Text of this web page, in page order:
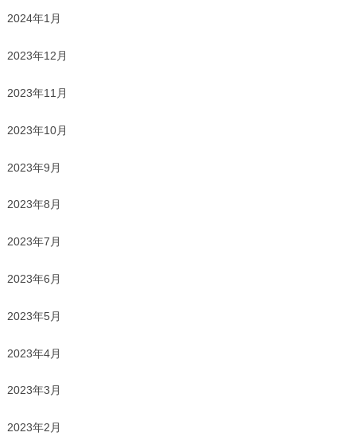
2024年1月
2023年12月
2023年11月
2023年10月
2023年9月
2023年8月
2023年7月
2023年6月
2023年5月
2023年4月
2023年3月
2023年2月